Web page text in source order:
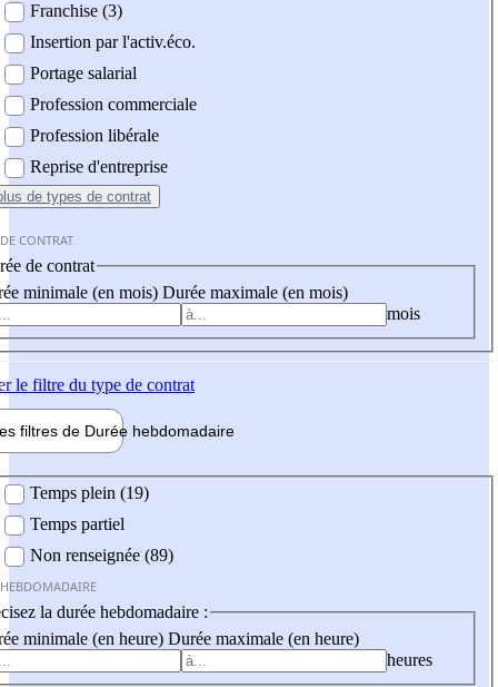
Franchise (3)
Insertion par l'activ.éco.
Portage salarial
Profession commerciale
Profession libérale
Reprise d'entreprise
de types de contrat
CONTRAT
de contrat
minimale (en mois) Durée maximale (en mois)
mois
le filtre du type de contrat
filtres de Durée hebdomadaire
Temps plein (19)
Temps partiel
Non renseignée (89)
la durée hebdomadaire :
minimale (en heure) Durée maximale (en heure)
heures